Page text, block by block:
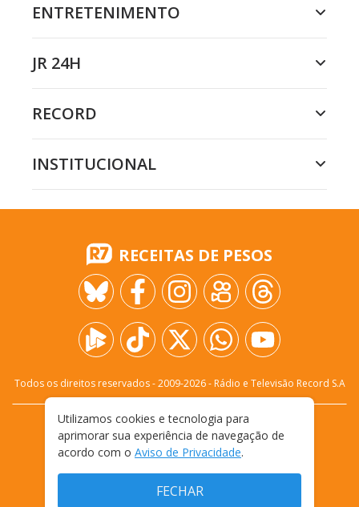
ENTRETENIMENTO
JR 24H
RECORD
INSTITUCIONAL
RECEITAS DE PESOS
Todos os direitos reservados - 2009-2026- Rádio e Televisão Record S.A
FALE CONOSCO
PRIVACIDADE
TERMOS E CONDIÇÕES DE USO
Utilizamos cookies e tecnologia para
aprimorar sua experiência de navegação de
acordo com o Aviso de Privacidade.
FECHAR